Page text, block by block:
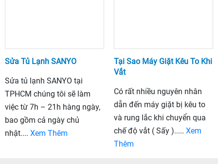
Sửa Tủ Lạnh SANYO
Sửa tủ lạnh SANYO tại
TPHCM chúng tôi sẽ làm
việc từ 7h – 21h hàng ngày,
bao gồm cả ngày chủ
nhật.... Xem Thêm
Tại Sao Máy Giặt Kêu To Khi
Vắt
Có rất nhiều nguyên nhân
dẫn đến máy giặt bị kêu to
và rung lắc khi chuyển qua
chế độ vắt ( Sấy )..... Xem
Thêm